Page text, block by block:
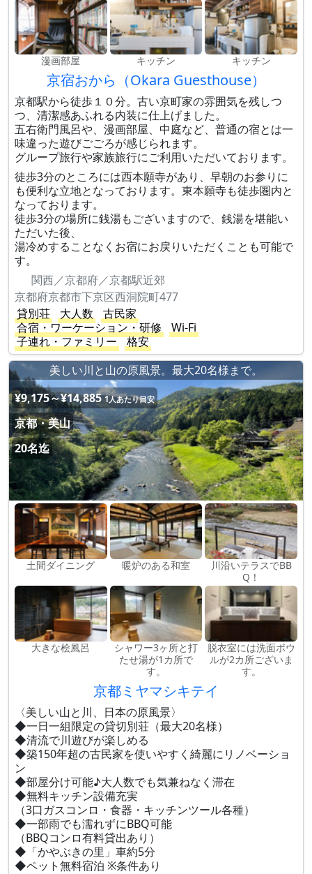
漫画部屋 キッチン キッチン
京宿おから（Okara Guesthouse）
京都駅から徒歩１０分。古い京町家の雰囲気を残しつ
つ、清潔感あふれる内装に仕上げました。
五右衛門風呂や、漫画部屋、中庭など、普通の宿とは一
味違った遊びごごろが感じられます。
グループ旅行や家族旅行にご利用いただいております。
徒歩3分のところには西本願寺があり、早朝のお参りに
も便利な立地となっております。東本願寺も徒歩圏内と
なっております。
徒歩3分の場所に銭湯もございますので、銭湯を堪能い
ただいた後、
湯冷めすることなくお宿にお戻りいただくことも可能で
す。
関西／京都府／京都駅近郊
京都府京都市下京区西洞院町477
貸別荘
大人数
古民家
合宿・ワーケーション・研修
Wi-Fi
子連れ・ファミリー
格安
美しい川と山の原風景。最大20名様まで。
¥9,175～¥14,885 1人あたり目安
京都・美山
20名迄
土間ダイニング 暖炉のある和室
川沿いテラスでBB
Q！
大きな桧風呂
シャワー3ヶ所と打
たせ湯が1カ所で
す。
脱衣室には洗面ボウ
ルが2カ所ございま
す。
京都ミヤマシキテイ
〈美しい山と川、日本の原風景〉
◆一日一組限定の貸切別荘（最大20名様）
◆清流で川遊びが楽しめる
◆築150年超の古民家を使いやすく綺麗にリノベーショ
ン
◆部屋分け可能♪大人数でも気兼ねなく滞在
◆無料キッチン設備充実
（3口ガスコンロ・食器・キッチンツール各種）
◆一部雨でも濡れずにBBQ可能
（BBQコンロ有料貸出あり）
◆「かやぶきの里」車約5分
◆ペット無料宿泊 ※条件あり